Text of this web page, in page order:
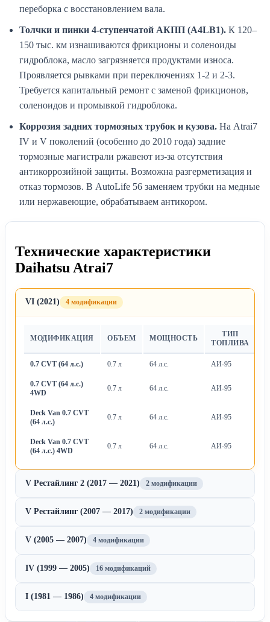
переборка с восстановлением вала.
Толчки и пинки 4-ступенчатой АКПП (A4LB1). К 120–
150 тыс. км изнашиваются фрикционы и соленоиды
гидроблока, масло загрязняется продуктами износа.
Проявляется рывками при переключениях 1-2 и 2-3.
Требуется капитальный ремонт с заменой фрикционов,
соленоидов и промывкой гидроблока.
Коррозия задних тормозных трубок и кузова. На Atrai7
IV и V поколений (особенно до 2010 года) задние
тормозные магистрали ржавеют из-за отсутствия
антикоррозийной защиты. Возможна разгерметизация и
отказ тормозов. В AutoLife 56 заменяем трубки на медные
или нержавеющие, обрабатываем антикором.
Технические характеристики
Daihatsu Atrai7
VI (2021) 4 модификации
МОДИФИКАЦИЯ ОБЪЕМ МОЩНОСТЬ
ТИП
ТОПЛИВА
0.7 CVT (64 л.с.) 0.7 л 64 л.с. АИ-95
0.7 CVT (64 л.с.)
4WD
0.7 л 64 л.с. АИ-95
Deck Van 0.7 CVT
(64 л.с.)
0.7 л 64 л.с. АИ-95
Deck Van 0.7 CVT
(64 л.с.) 4WD
0.7 л 64 л.с. АИ-95
V Рестайлинг 2 (2017 — 2021) 2 модификации
V Рестайлинг (2007 — 2017) 2 модификации
V (2005 — 2007) 4 модификации
IV (1999 — 2005) 16 модификаций
I (1981 — 1986) 4 модификации